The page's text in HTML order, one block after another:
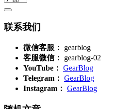
联系我们
微信客服：
gearblog
客服微信：
gearblog-02
YouTube： GearBlog
Telegram： GearBlog
Instagram： GearBlog